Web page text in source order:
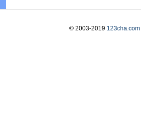
© 2003-2019 123cha.com